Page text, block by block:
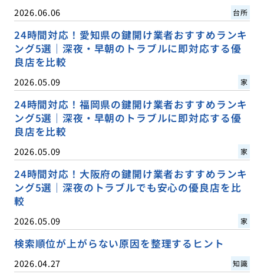
2026.06.06 台所
24時間対応！愛知県の鍵開け業者おすすめランキ
ング5選｜深夜・早朝のトラブルに即対応する優
良店を比較
2026.05.09 家
24時間対応！福岡県の鍵開け業者おすすめランキ
ング5選｜深夜・早朝のトラブルに即対応する優
良店を比較
2026.05.09 家
24時間対応！大阪府の鍵開け業者おすすめランキ
ング5選｜深夜のトラブルでも安心の優良店を比
較
2026.05.09 家
検索順位が上がらない原因を整理するヒント
2026.04.27 知識